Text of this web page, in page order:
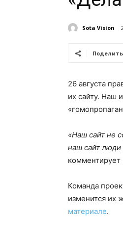
Sota Vision
26 августа
их сайту. Наш
«Наш сайт не
наш сайт
комментирует
Команда
изменится их
материале.